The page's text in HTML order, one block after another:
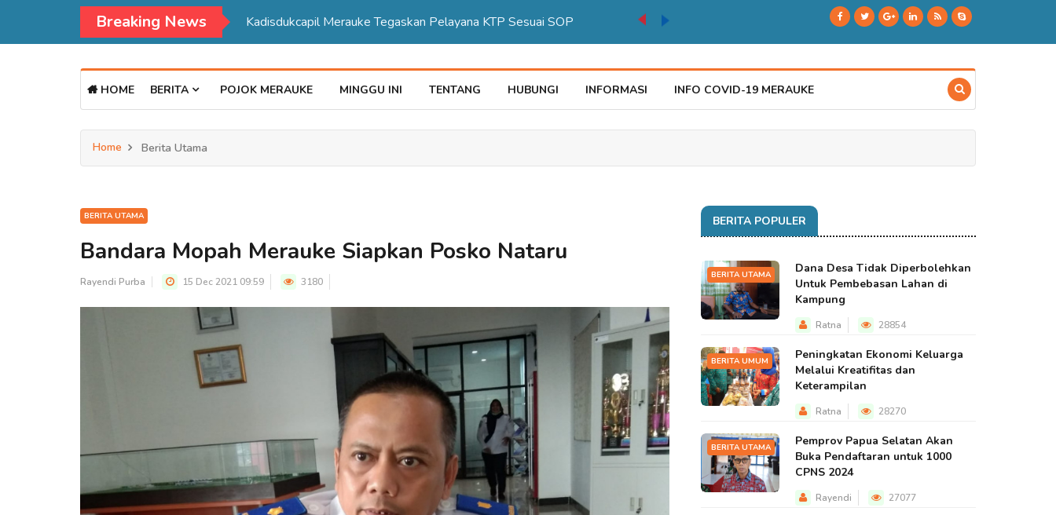
Breaking News Kadisdukcapil Merauke Tegaskan Pelayana KTP Sesuai SOP
HOME BERITA POJOK MERAUKE MINGGU INI TENTANG HUBUNGI INFORMASI INFO COVID-19 MERAUKE
Home Berita Utama
BERITA UTAMA
Bandara Mopah Merauke Siapkan Posko Nataru
Rayendi Purba 15 Dec 2021 09:59 3180
BERITA POPULER
BERITA UTAMA
Dana Desa Tidak Diperbolehkan
Untuk Pembebasan Lahan di
Kampung
Ratna 28854
BERITA UMUM
Peningkatan Ekonomi Keluarga
Melalui Kreatifitas dan
Keterampilan
Ratna 28270
BERITA UTAMA
Pemprov Papua Selatan Akan
Buka Pendaftaran untuk 1000
CPNS 2024
Rayendi 27077